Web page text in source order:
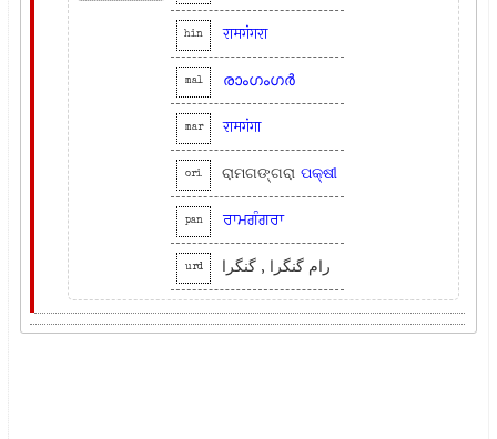
hin रामगंगरा
mal രാംഗംഗര്‍
mar रामगंगा
ori ରାମଗଙ୍ଗରା ପକ୍ଷୀ
pan ਰਾਮਗੰਗਰਾ
urd رام گنگرا , گنگرا